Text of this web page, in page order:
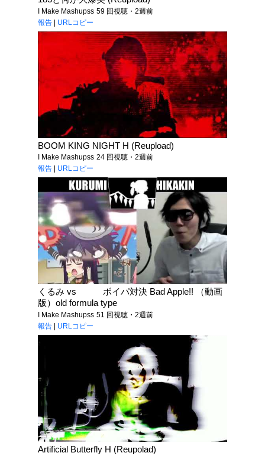
I Make Mashupss 59 回視聴・2週前
報告
URLコピー
BOOM KING NIGHT H (Reupload)
I Make Mashupss 24 回視聴・2週前
報告
URLコピー
くるみ vs ボイパ対決 Bad Apple!! （動画
版）old formula type
I Make Mashupss 51 回視聴・2週前
報告
URLコピー
Artificial Butterfly H (Reupolad)